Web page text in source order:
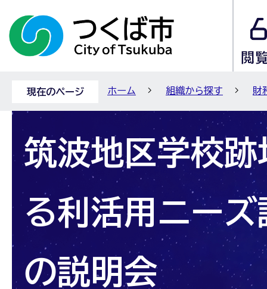
現在のページ ホーム 組織から探す 財
筑波地区学校跡
る利活用ニー
の説明会